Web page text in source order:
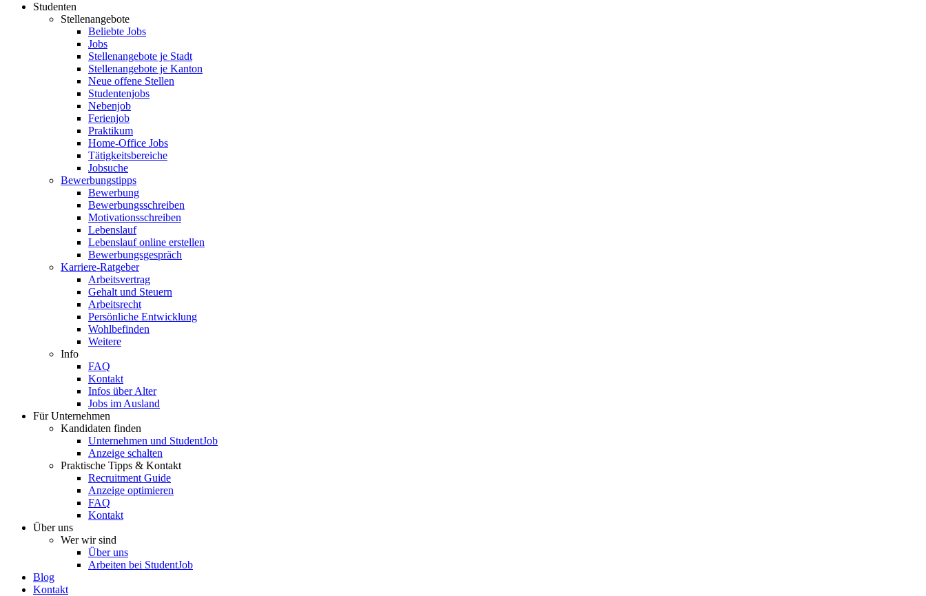
Studenten
Stellenangebote
Beliebte Jobs
Jobs
Stellenangebote je Stadt
Stellenangebote je Kanton
Neue offene Stellen
Studentenjobs
Nebenjob
Ferienjob
Praktikum
Home-Office Jobs
Tätigkeitsbereiche
Jobsuche
Bewerbungstipps
Bewerbung
Bewerbungsschreiben
Motivationsschreiben
Lebenslauf
Lebenslauf online erstellen
Bewerbungsgespräch
Karriere-Ratgeber
Arbeitsvertrag
Gehalt und Steuern
Arbeitsrecht
Persönliche Entwicklung
Wohlbefinden
Weitere
Info
FAQ
Kontakt
Infos über Alter
Jobs im Ausland
Für Unternehmen
Kandidaten finden
Unternehmen und StudentJob
Anzeige schalten
Praktische Tipps & Kontakt
Recruitment Guide
Anzeige optimieren
FAQ
Kontakt
Über uns
Wer wir sind
Über uns
Arbeiten bei StudentJob
Blog
Kontakt